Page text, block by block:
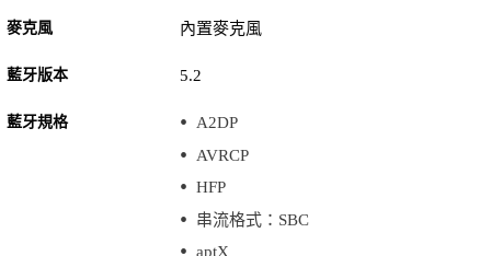
麥克風 內置麥克風
藍牙版本 5.2
藍牙規格
A2DP
AVRCP
HFP
串流格式：SBC
aptX